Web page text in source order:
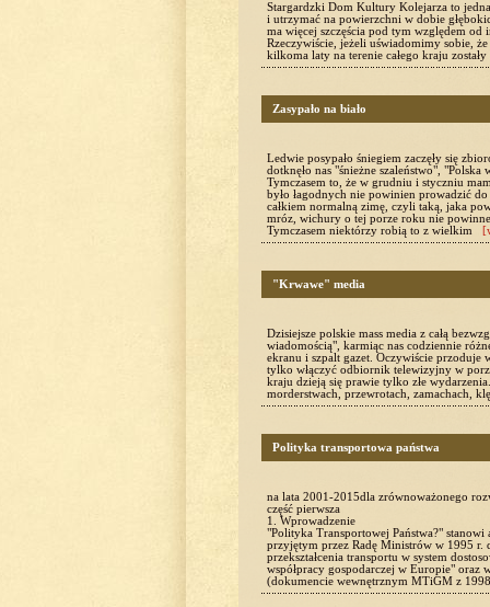
Stargardzki Dom Kultury Kolejarza to
i utrzymać na powierzchni w dobie
ma więcej szczęścia pod tym względem od
Rzeczywiście, jeżeli uświadomimy sobie,
kilkoma laty na terenie całego kraju
Zasypało na biało
Ledwie posypało śniegiem zaczęły się
dotknęło nas "śnieżne szaleństwo", "Polska
Tymczasem to, że w grudniu i styczniu
było łagodnych nie powinien prowadzić
całkiem normalną zimę, czyli taką, jaka
mróz, wichury o tej porze roku nie
Tymczasem niektórzy robią to z wielkim
"Krwawe" media
Dzisiejsze polskie mass media z całą
wiadomością", karmiąc nas codziennie
ekranu i szpalt gazet. Oczywiście
tylko włączyć odbiornik telewizyjny w
kraju dzieją się prawie tylko złe
morderstwach, przewrotach, zamachach,
Polityka transportowa państwa
na lata 2001-2015dla zrównoważonego
część pierwsza
1. Wprowadzenie
"Polityka Transportowej Państwa?"
przyjętym przez Radę Ministrów w 1995 r.
przekształcenia transportu w system
współpracy gospodarczej w Europie"
(dokumencie wewnętrznym MTiGM z